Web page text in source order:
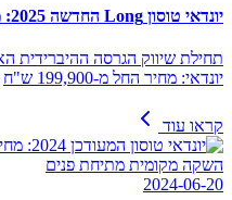
יונדאי טוסון Long החדשה 2025: מחיר החל מ-199,900 ש"ח
תחילת שיווק הגרסה ההיברידית
יונדאי: מחיר החל מ-199,900 ש"ח
קראו עוד
השקה מקומית מתיחת פנים
2024-06-20